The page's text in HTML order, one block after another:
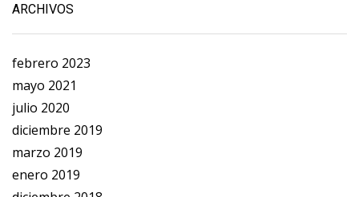
ARCHIVOS
febrero 2023
mayo 2021
julio 2020
diciembre 2019
marzo 2019
enero 2019